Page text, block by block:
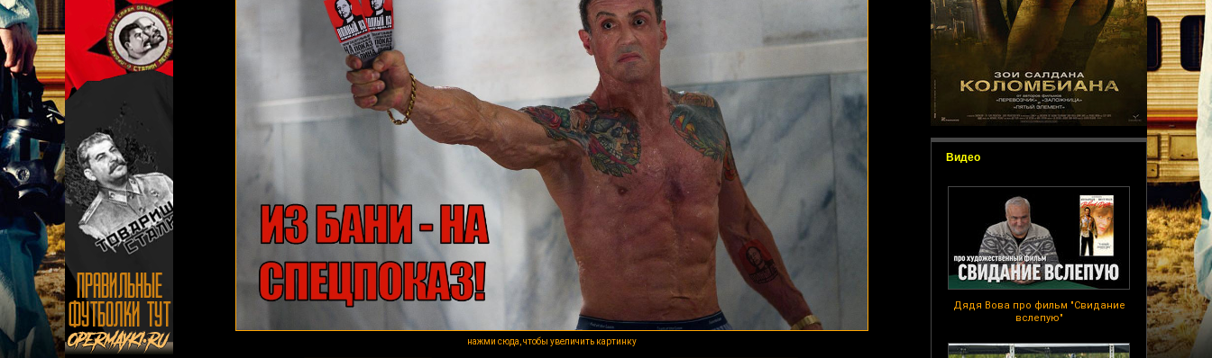
Видео
Дядя Вова про фильм "Свидание
вслепую"
нажми сюда, чтобы увеличить картинку